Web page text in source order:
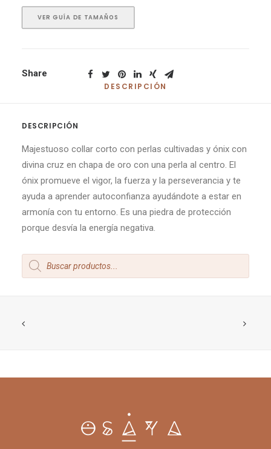
VER GUÍA DE TAMAÑOS
Share
DESCRIPCIÓN
DESCRIPCIÓN
Majestuoso collar corto con perlas cultivadas y ónix con
divina cruz en chapa de oro con una perla al centro. El
ónix promueve el vigor, la fuerza y la perseverancia y te
ayuda a aprender autoconfianza ayudándote a estar en
armonía con tu entorno. Es una piedra de protección
porque desvía la energía negativa.
Products
search